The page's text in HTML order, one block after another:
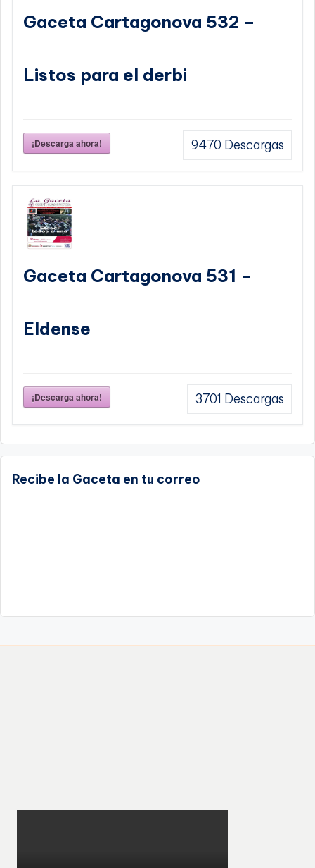
Gaceta Cartagonova 532 –
Listos para el derbi
¡Descarga ahora! 9470 Descargas
Gaceta Cartagonova 531 –
Eldense
¡Descarga ahora! 3701 Descargas
Recibe la Gaceta en tu correo